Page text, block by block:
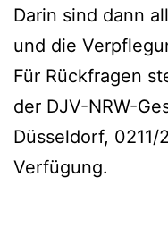
Darin sind dann
und die
Für Rückfragen
der DJV-NRW-
Düsseldorf,
Verfügung.